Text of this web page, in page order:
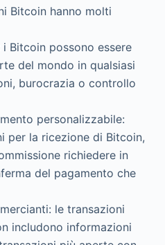
Bitcoin hanno molti
Bitcoin possono essere
del mondo in qualsiasi
burocrazia o controllo
personalizzabile:
per la ricezione di Bitcoin,
richiedere in
del pagamento che
le transazioni
includono informazioni